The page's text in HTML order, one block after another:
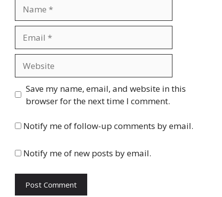
Save my name, email, and website in this
browser for the next time I comment.
Notify me of follow-up comments by email.
Notify me of new posts by email.